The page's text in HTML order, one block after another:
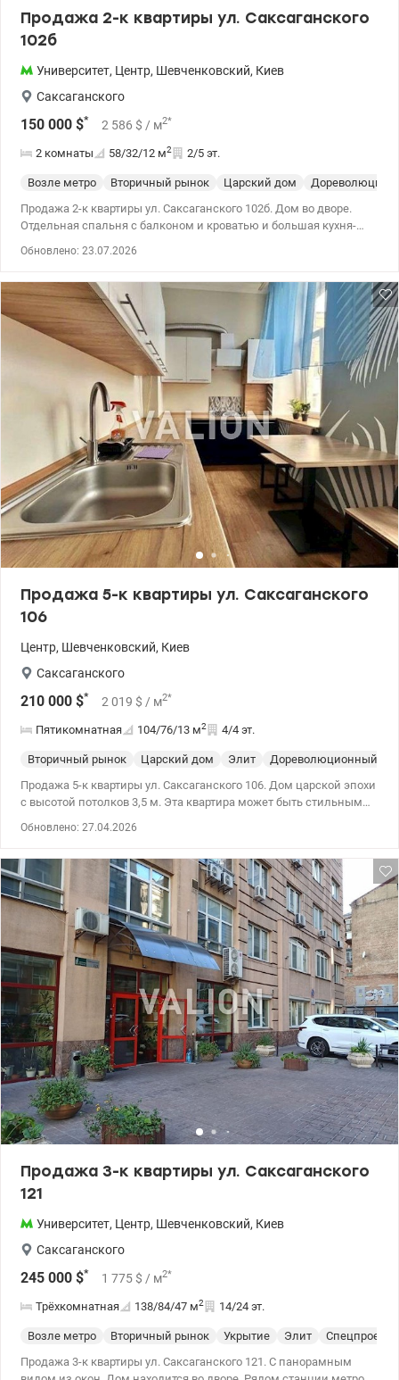
Продажа 2-к квартиры ул. Саксаганского
102б
Университет, Центр, Шевченковский, Киев
Саксаганского
150 000 $* 2 586 $ / м2*
2 комнаты 58/32/12 м2 2/5 эт.
Возле метро Вторичный рынок Царский дом
Продажа 2-к квартиры ул. Саксаганского 102б. Дом во дворе.
Отдельная спальня с балконом и кроватью и большая кухня-
соседнем доме. 044 200 10 80 valion.ua/1150941
Обновлено: 23.07.2026
Продажа 5-к квартиры ул. Саксаганского
106
Центр, Шевченковский, Киев
Саксаганского
210 000 $* 2 019 $ / м2*
Пятикомнатная 104/76/13 м2 4/4 эт.
Вторичный рынок Царский дом Элит
Дореволюционный
Продажа 5-к квартиры ул. Саксаганского 106. Дом царской эпохи
с высотой потолков 3,5 м. Эта квартира может быть стильным
бизнес-центры, рестораны, магазины, метро и удобная
транспортная развязка в пешей доступности.
Обновлено: 27.04.2026
Продажа 3-к квартиры ул. Саксаганского
121
Университет, Центр, Шевченковский, Киев
Саксаганского
245 000 $* 1 775 $ / м2*
Трёхкомнатная 138/84/47 м2 14/24 эт.
Возле метро Вторичный рынок Укрытие Элит
Спецпроект
Продажа 3-к квартиры ул. Саксаганского 121. С панорамным